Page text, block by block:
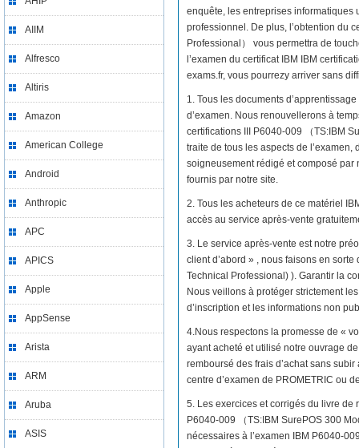
AIIM
Alfresco
Altiris
Amazon
American College
Android
Anthropic
APC
APICS
Apple
AppSense
Arista
ARM
Aruba
ASIS
enquête, les entreprises informatiques
professionnel. De plus, l’obtention du
Professional） vous permettra de
l’examen du certificat IBM IBM
exams.fr, vous pourrezy arriver sans
1. Tous les documents
d’examen. Nous renouvellerons à
certifications III P6040-009 （TS:IBM
traite de tous les aspects de
soigneusement rédigé et composé par
fournis par notre site.
2. Tous les acheteurs de ce matériel
accès au service après-vente
3. Le service après-vente est notre
client d’abord » , nous faisons en
Technical Professional) ). Garantir la
Nous veillons à protéger strictement
d’inscription et les informations non
4.Nous respectons la promesse de «
ayant acheté et utilisé notre ouvrage
remboursé des frais d’achat sans
centre d’examen de PROMETRIC ou
5. Les exercices et corrigés du livre de
P6040-009 （TS:IBM SurePOS 300
nécessaires à l’examen IBM P6040-